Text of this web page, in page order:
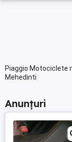
Piaggio Motociclete
Mehedinti
Anunțuri